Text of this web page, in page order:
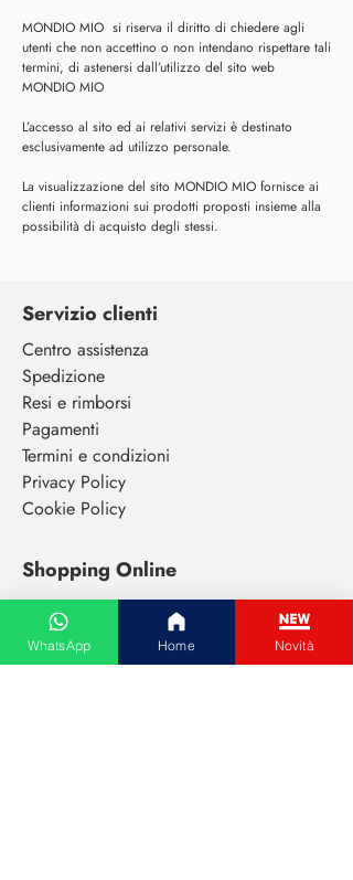
MONDIO MIO si riserva il diritto di chiedere agli
utenti che non accettino o non intendano rispettare tali
termini, di astenersi dall’utilizzo del sito web
MONDIO MIO
L’accesso al sito ed ai relativi servizi è destinato
esclusivamente ad utilizzo personale.
La visualizzazione del sito MONDIO MIO fornisce ai
clienti informazioni sui prodotti proposti insieme alla
possibilità di acquisto degli stessi.
Servizio clienti
Centro assistenza
Spedizione
Resi e rimborsi
Pagamenti
Termini e condizioni
Privacy Policy
Cookie Policy
Shopping Online
Tutte le categorie
Abbigliamento donna
Abbigliamento uomo
WhatsApp Home Novità